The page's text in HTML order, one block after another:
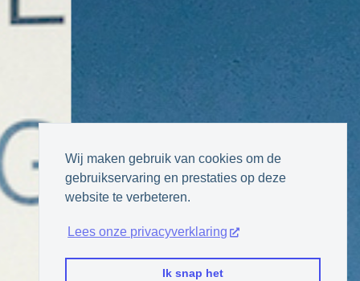
Wij maken gebruik van cookies om de
gebruikservaring en prestaties op deze
website te verbeteren.
Lees onze privacyverklaring
Ik snap het